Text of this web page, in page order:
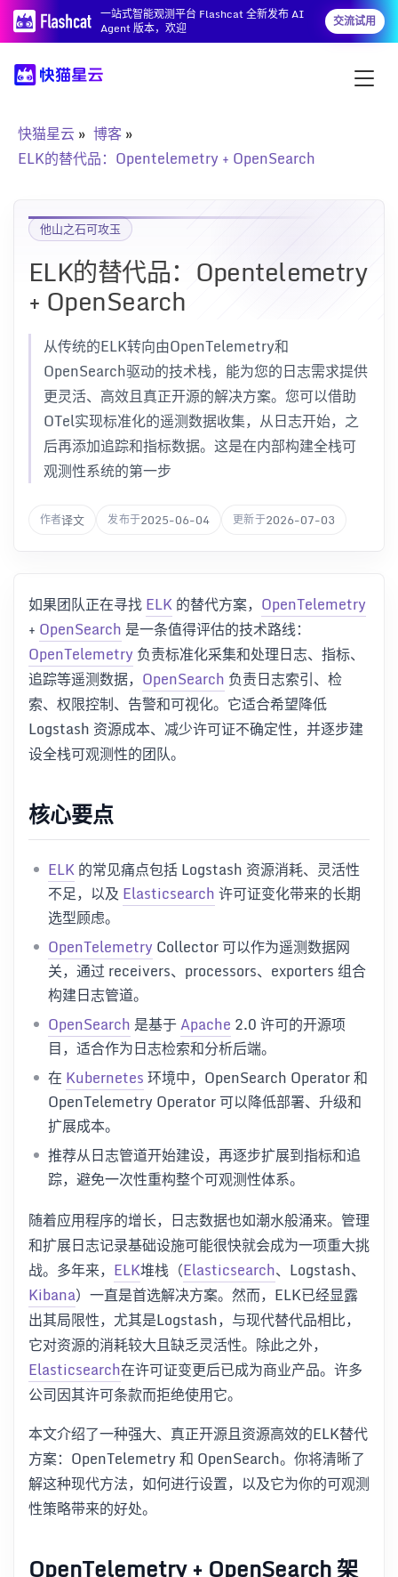
一站式智能观测平台 Flashcat 全新发布 AI
Agent 版本，欢迎
交流试用
快猫星云
博客
ELK的替代品：Opentelemetry + OpenSearch
他山之石可攻玉
ELK的替代品：Opentelemetry
+ OpenSearch
从传统的ELK转向由OpenTelemetry和
OpenSearch驱动的技术栈，能为您的日志需求提供
更灵活、高效且真正开源的解决方案。您可以借助
OTel实现标准化的遥测数据收集，从日志开始，之
后再添加追踪和指标数据。这是在内部构建全栈可
观测性系统的第一步
作者译文 发布于2025-06-04 更新于2026-07-03
如果团队正在寻找ELK的替代方案， OpenTelemetry
+ OpenSearch是一条值得评估的技术路线：
OpenTelemetry 负责标准化采集和处理日志、指标、
追踪等遥测数据， OpenSearch 负责日志索引、检
索、权限控制、告警和可视化。它适合希望降低
Logstash 资源成本、减少许可证不确定性，并逐步建
设全栈可观测性的团队。
核心要点
ELK的常见痛点包括 Logstash 资源消耗、灵活性
不足，以及Elasticsearch许可证变化带来的长期
选型顾虑。
OpenTelemetry Collector 可以作为遥测数据网
关，通过 receivers、processors、exporters 组合
构建日志管道。
OpenSearch是基于Apache 2.0 许可的开源项
目，适合作为日志检索和分析后端。
在 Kubernetes环境中，OpenSearch Operator 和
OpenTelemetry Operator 可以降低部署、升级和
扩展成本。
推荐从日志管道开始建设，再逐步扩展到指标和追
踪，避免一次性重构整个可观测性体系。
随着应用程序的增长，日志数据也如潮水般涌来。管理
和扩展日志记录基础设施可能很快就会成为一项重大挑
战。多年来， ELK堆栈（Elasticsearch、Logstash、
Kibana）一直是首选解决方案。然而，ELK已经显露
出其局限性，尤其是Logstash，与现代替代品相比，
它对资源的消耗较大且缺乏灵活性。除此之外，
Elasticsearch在许可证变更后已成为商业产品。许多
公司因其许可条款而拒绝使用它。
本文介绍了一种强大、真正开源且资源高效的ELK替代
方案：OpenTelemetry 和 OpenSearch。你将清晰了
解这种现代方法，如何进行设置，以及它为你的可观测
性策略带来的好处。
OpenTelemetry + OpenSearch 架